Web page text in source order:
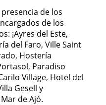
de los
de los
¡Ayres del Este,
del Faro, Ville Saint
Hostería
Paradiso
Village, Hotel del
Gesell y
de Ajó.